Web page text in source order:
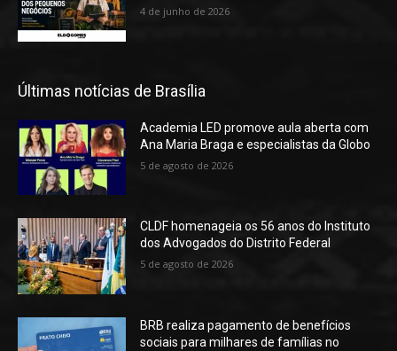
4 de junho de 2026
Últimas notícias de Brasília
Academia LED promove aula aberta com
Ana Maria Braga e especialistas da Globo
5 de agosto de 2026
CLDF homenageia os 56 anos do Instituto
dos Advogados do Distrito Federal
5 de agosto de 2026
BRB realiza pagamento de benefícios
sociais para milhares de famílias no